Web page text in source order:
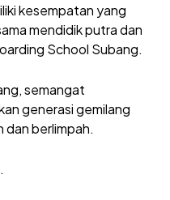
kesempatan yang
mendidik putra dan
School Subang.
semangat
generasi gemilang
dan berlimpah.